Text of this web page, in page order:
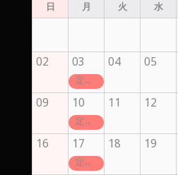
日 月 火 水
02 03
定休日
04 05
09 10
定休日
11 12
16 17
定休日
18 19